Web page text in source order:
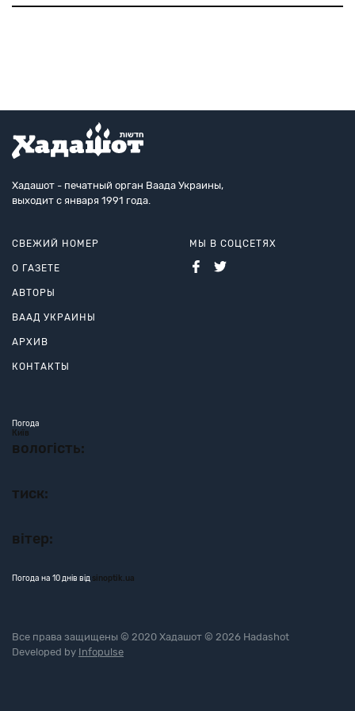
так религиозная, как просто человеческая: все друг
Хадашот - печатный орган Ваада Украины,
выходит с января 1991 года.
СВЕЖИЙ НОМЕР
О ГАЗЕТЕ
АВТОРЫ
ВААД УКРАИНЫ
АРХИВ
КОНТАКТЫ
МЫ В СОЦСЕТЯХ
Погода
Київ
вологість:
тиск:
вітер:
Погода на 10 днів від sinoptik.ua
Все права защищены © 2020 Хадашот © 2026 Hadashot
Developed by Infopulse